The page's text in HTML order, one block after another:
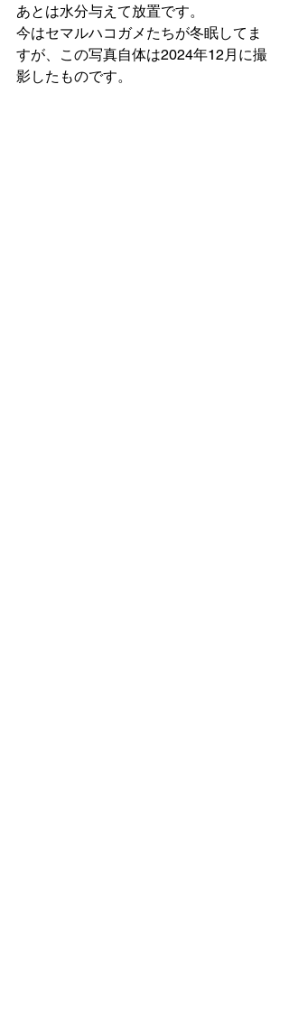
あとは水分与えて放置です。
今はセマルハコガメたちが冬眠してま
すが、この写真自体は2024年12月に撮
影したものです。